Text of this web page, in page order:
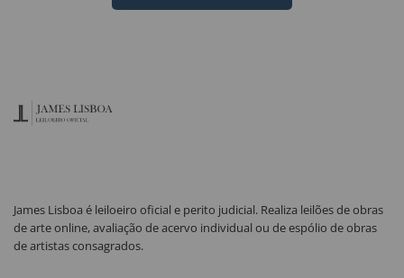
James Lisboa é leiloeiro oficial e perito judicial. Realiza leilões de obras
de arte online, avaliação de acervo individual ou de espólio de obras
de artistas consagrados.